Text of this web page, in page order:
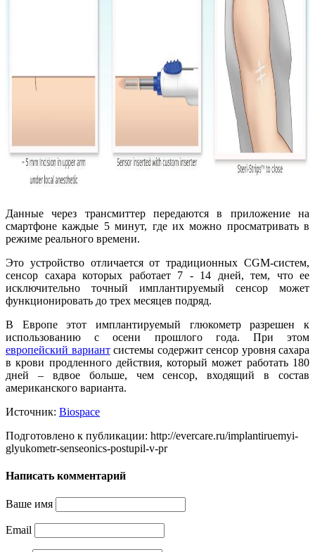
Данные через трансмиттер передаются в приложение на
смартфоне каждые 5 минут, где их можно просматривать в
режиме реального времени.
Это устройство отличается от традиционных CGM-систем,
сенсор сахара которых работает 7 - 14 дней, тем, что ее
исключительно точный имплантируемый сенсор может
функционировать до трех месяцев подряд.
В Европе этот имплантируемый глюкометр разрешен к
использованию с осени прошлого года. При этом
европейский вариантсистемы содержит сенсор уровня сахара
в крови продленного действия, который может работать 180
дней – вдвое больше, чем сенсор, входящий в состав
американского варианта.
Источник: Biospace
Подготовлено к публикации: http://evercare.ru/implantiruemyi-
glyukometr-senseonics-postupil-v-pr
Написать комментарий
Ваше имя
Email